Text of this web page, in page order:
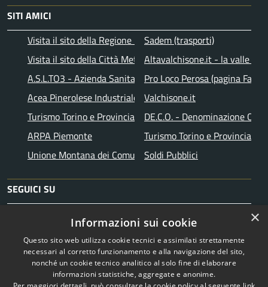
SITI AMICI
Visita il sito della Regione Piemonte
Visita il sito della Città Metropolitana di Torino
A.S.L.TO3 - Azienda Sanitaria Locale di Collegno e Pinerolo
Acea Pinerolese Industriale SpA
Turismo Torino e Provincia
ARPA Piemonte
Unione Montana dei Comuni Valli Chisone e Germanasca
Sadem (trasporti)
Altavalchisone.it - la valle del
Pro Loco Perosa (pagina
Valchisone.it
DE.C.O. - Denominazione
Turismo Torino e Provincia
Soldi Pubblici
SEGUICI SU
InstagramTelegram
Copyright © 2026 • Comune di
×
Informazioni sui cookie
Questo sito web utilizza cookie tecnici e assimilati strettamente
necessari al corretto funzionamento e alla navigazione del sito,
nonché un cookie tecnico analitico al solo fine di elaborare
informazioni statistiche, aggregate e anonime.